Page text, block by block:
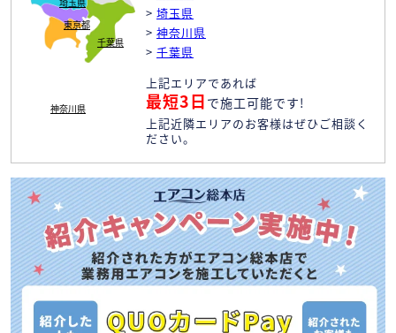
東京都
神奈川県
千葉県
> 埼玉県
> 神奈川県
> 千葉県
上記エリアであれば
最短3日 で施工可能です!
上記近隣エリアのお客様はぜひご相談く
ださい。